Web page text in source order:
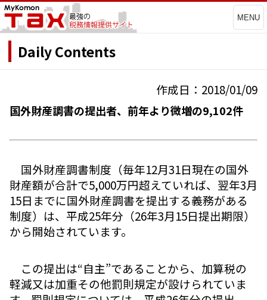
MENU
Daily Contents
作成日：2018/01/09
国外財産調書の提出者、前年より微増の9,102件
国外財産調書制度（毎年12月31日現在の国外
財産額が合計で5,000万円超えていれば、翌年3月
15日までに国外財産調書を提出する義務がある
制度）は、平成25年分（26年3月15日提出期限）
から開始されています。
この提出は“自主”であることから、加算税の
軽減又は加重その他罰則規定が設けられていま